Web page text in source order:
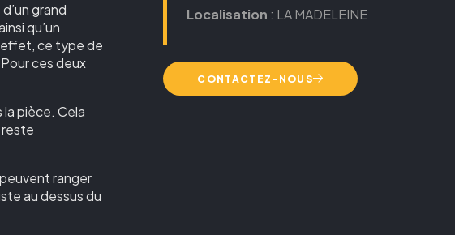
grand
qu’un
effet, ce type de
ces deux
pièce. Cela
reste
ranger
au dessus du
Localisation : LA MADELEINE
CONTACTEZ-NOUS